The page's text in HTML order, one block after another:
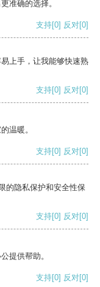
准确的选择。
支持[0] 反对[0]
上手，让我能够快速熟
支持[0] 反对[0]
温暖。
支持[0] 反对[0]
的隐私保护和安全性保
支持[0] 反对[0]
提供帮助。
支持[0] 反对[0]